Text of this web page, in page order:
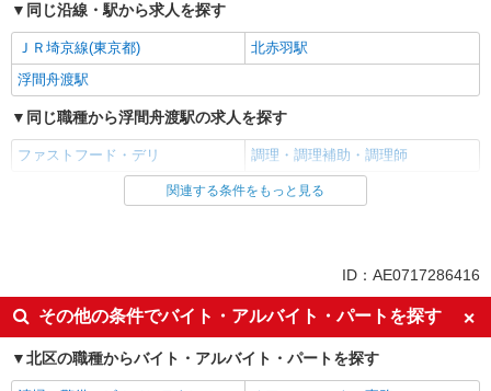
同じ沿線・駅から求人を探す
ＪＲ埼京線(東京都)
北赤羽駅
浮間舟渡駅
同じ職種から浮間舟渡駅の求人を探す
ファストフード・デリ 調理・調理補助・調理師
同じ雇用形態から浮間舟渡駅の求人を探す
履歴書不要
未経験歓迎
高校生OK
大学生歓迎
主婦・主夫歓迎
フリーター歓迎
関連する条件をもっと見る
ID：AE0717286416
その他の条件でバイト・アルバイト・パートを探す
北区の職種からバイト・アルバイト・パートを探す